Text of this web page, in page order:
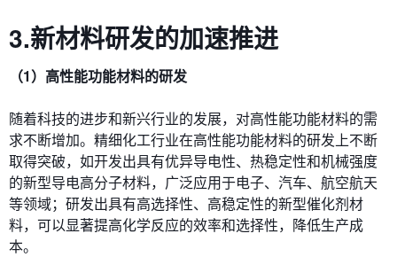
3.新材料研发的加速推进
（1）高性能功能材料的研发
随着科技的进步和新兴行业的发展，对高性能功能材料的需
求不断增加。精细化工行业在高性能功能材料的研发上不断
取得突破，如开发出具有优异导电性、热稳定性和机械强度
的新型导电高分子材料，广泛应用于电子、汽车、航空航天
等领域；研发出具有高选择性、高稳定性的新型催化剂材
料，可以显著提高化学反应的效率和选择性，降低生产成
本。